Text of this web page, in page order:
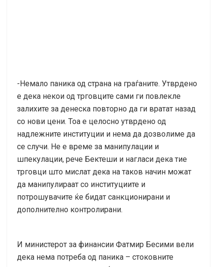
-Немало паника од страна на граѓаните. Утврдено
е дека некои од трговците сами ги повлекле
залихите за денеска повторно да ги вратат назад
со нови цени. Тоа е целосно утврдено од
надлежните институции и нема да дозволиме да
се случи. Не е време за манипулации и
шпекулации, рече Бектеши и нагласи дека тие
трговци што мислат дека на таков начин можат
да манипулираат со институциите и
потрошувачите ќе бидат санкционирани и
дополнително контролирани.
И министерот за финансии Фатмир Бесими вели
дека нема потреба од паника – стоковните